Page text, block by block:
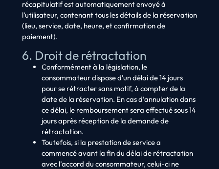
récapitulatif est automatiquement envoyé à
l’utilisateur, contenant tous les détails de la réservation
(lieu, service, date, heure, et confirmation de
paiement).
6. Droit de rétractation
Conformément à la législation, le
consommateur dispose d’un délai de 14 jours
pour se rétracter sans motif, à compter de la
date de la réservation. En cas d’annulation dans
ce délai, le remboursement sera effectué sous 14
jours après réception de la demande de
rétractation.
Toutefois, si la prestation de service a
commencé avant la fin du délai de rétractation
avec l’accord du consommateur, celui-ci ne